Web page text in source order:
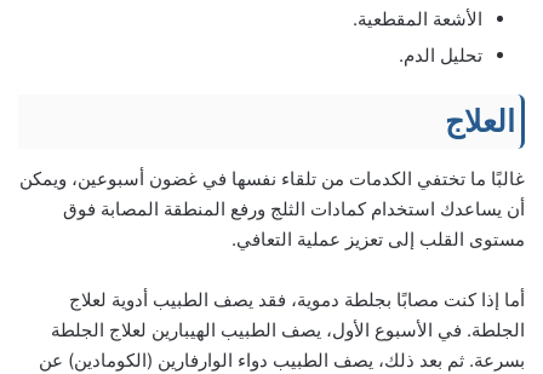
الأشعة المقطعية.
تحليل الدم.
العلاج
غالبًا ما تختفي الكدمات من تلقاء نفسها في غضون أسبوعين، ويمكن
أن يساعدك استخدام كمادات الثلج ورفع المنطقة المصابة فوق
مستوى القلب إلى تعزيز عملية التعافي.
أما إذا كنت مصابًا بجلطة دموية، فقد يصف الطبيب أدوية لعلاج
الجلطة. في الأسبوع الأول، يصف الطبيب الهيبارين لعلاج الجلطة
بسرعة. ثم بعد ذلك، يصف الطبيب دواء الوارفارين (الكومادين) عن